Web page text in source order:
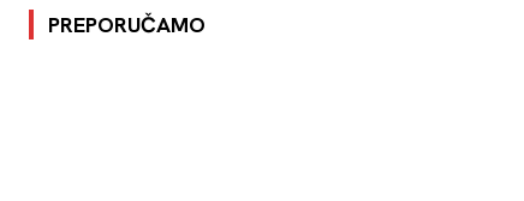
PREPORUČAMO